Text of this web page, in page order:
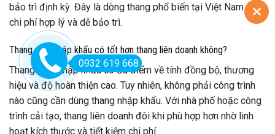
bảo trì định kỳ. Đây là dòng thang phổ biến tại Việt Nam vì
chi phí hợp lý và dễ bảo trì.
Thang máy nhập khẩu có tốt hơn thang liên doanh không?
Thang máy nhập khẩu có ưu điểm về tính đồng bộ, thương
hiệu và độ hoàn thiện cao. Tuy nhiên, không phải công trình
nào cũng cần dùng thang nhập khẩu. Với nhà phố hoặc công
trình cải tạo, thang liên doanh đôi khi phù hợp hơn nhờ linh
hoạt kích thước và tiết kiệm chi phí.
0932 619 668